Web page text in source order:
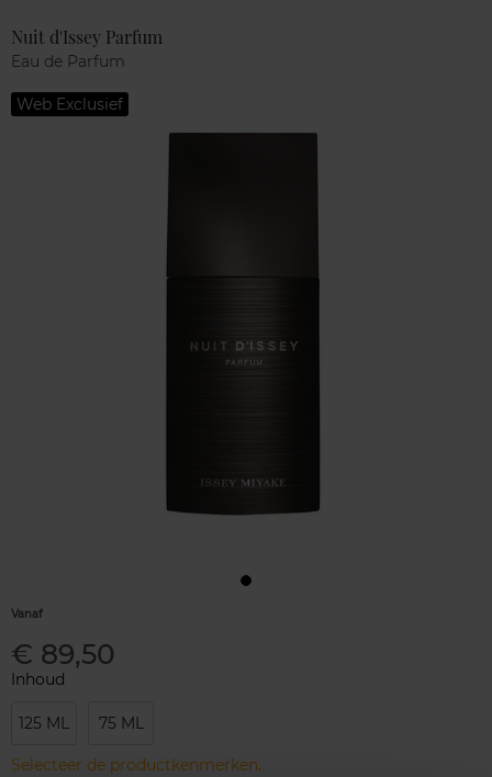
Nuit d'Issey Parfum
Eau de Parfum
Web Exclusief
Vanaf
€ 89,50
Inhoud
125 ML 75 ML
Selecteer de productkenmerken.